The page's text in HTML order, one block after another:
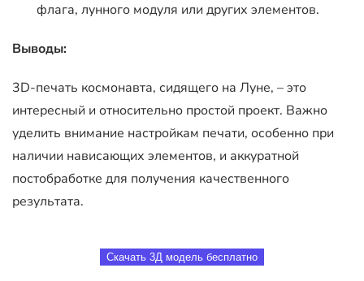
флага, лунного модуля или других элементов.
Выводы:
3D-печать космонавта, сидящего на Луне, – это
интересный и относительно простой проект. Важно
уделить внимание настройкам печати, особенно при
наличии нависающих элементов, и аккуратной
постобработке для получения качественного
результата.
Скачать 3Д модель бесплатно